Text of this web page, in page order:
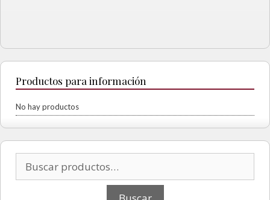
Productos para información
No hay productos